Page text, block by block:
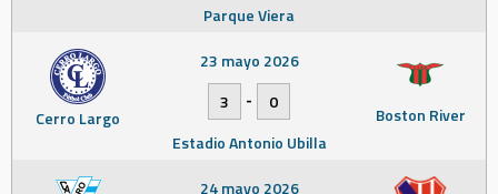
Parque Viera
Cerro Largo Boston River
23 mayo 2026
3
-
0
Estadio Antonio Ubilla
24 mayo 2026